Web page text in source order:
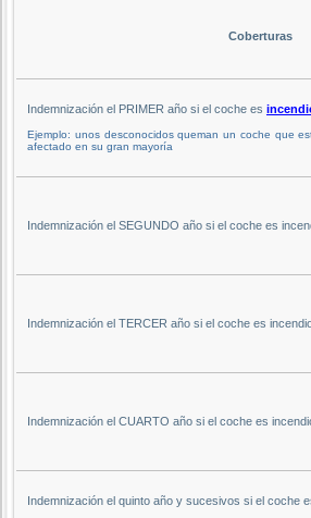
Coberturas
Indemnización el PRIMER año si el coche es
Ejemplo: unos desconocidos queman un coche que
afectado en su gran mayoría
Indemnización el SEGUNDO año si el coche es
Indemnización el TERCER año si el coche es
Indemnización el CUARTO año si el coche es
Indemnización el quinto año y sucesivos si el coche